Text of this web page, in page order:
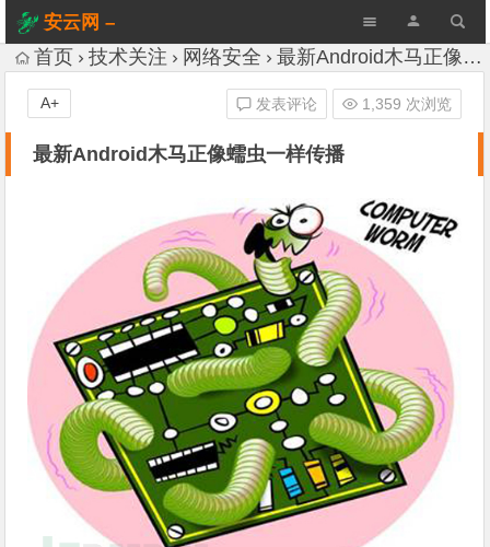
安云网 –
AnYun.ORG
首页 技术关注 网络安全 最新Android木马正像蠕虫一样传播
最新Android木马正像蠕虫一样传播
发表评论 1,359 次浏览
A+